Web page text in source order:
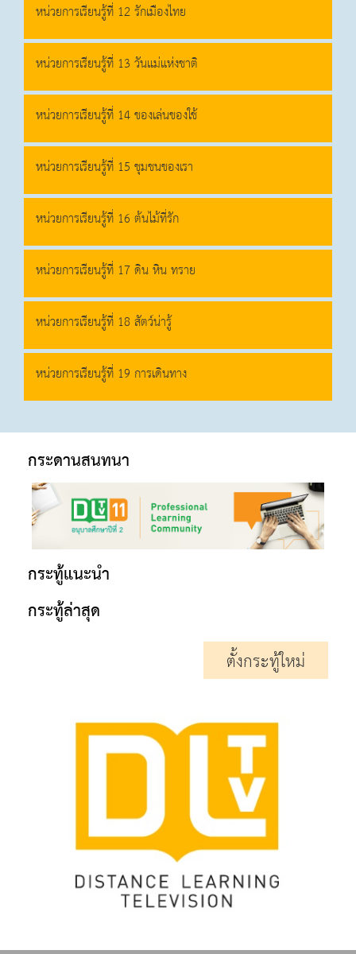
หน่วยการเรียนรู้ที่ 12 รักเมืองไทย
หน่วยการเรียนรู้ที่ 13 วันแม่แห่งชาติ
หน่วยการเรียนรู้ที่ 14 ของเล่นของใช้
หน่วยการเรียนรู้ที่ 15 ชุมชนของเรา
หน่วยการเรียนรู้ที่ 16 ต้นไม้ที่รัก
หน่วยการเรียนรู้ที่ 17 ดิน หิน ทราย
หน่วยการเรียนรู้ที่ 18 สัตว์น่ารู้
หน่วยการเรียนรู้ที่ 19 การเดินทาง
กระดานสนทนา
กระทู้แนะนำ
กระทู้ล่าสุด
ตั้งกระทู้ใหม่